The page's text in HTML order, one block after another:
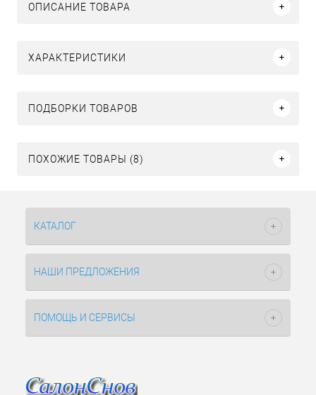
ОПИСАНИЕ ТОВАРА
ХАРАКТЕРИСТИКИ
ПОДБОРКИ ТОВАРОВ
ПОХОЖИЕ ТОВАРЫ (8)
КАТАЛОГ
НАШИ ПРЕДЛОЖЕНИЯ
ПОМОЩЬ И СЕРВИСЫ